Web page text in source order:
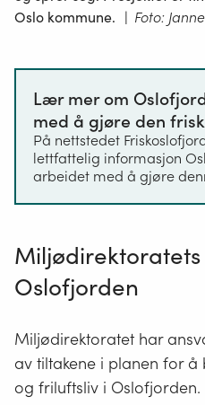
Oslo kommune. | Foto:
Lær mer om
med å gjøre den frisk
På nettstedet
lettfattelig informasjon
arbeidet med å gjøre
Oslofjorden
Miljødirektoratet har
av tiltakene i planen for
og friluftsliv i Oslofjorden.